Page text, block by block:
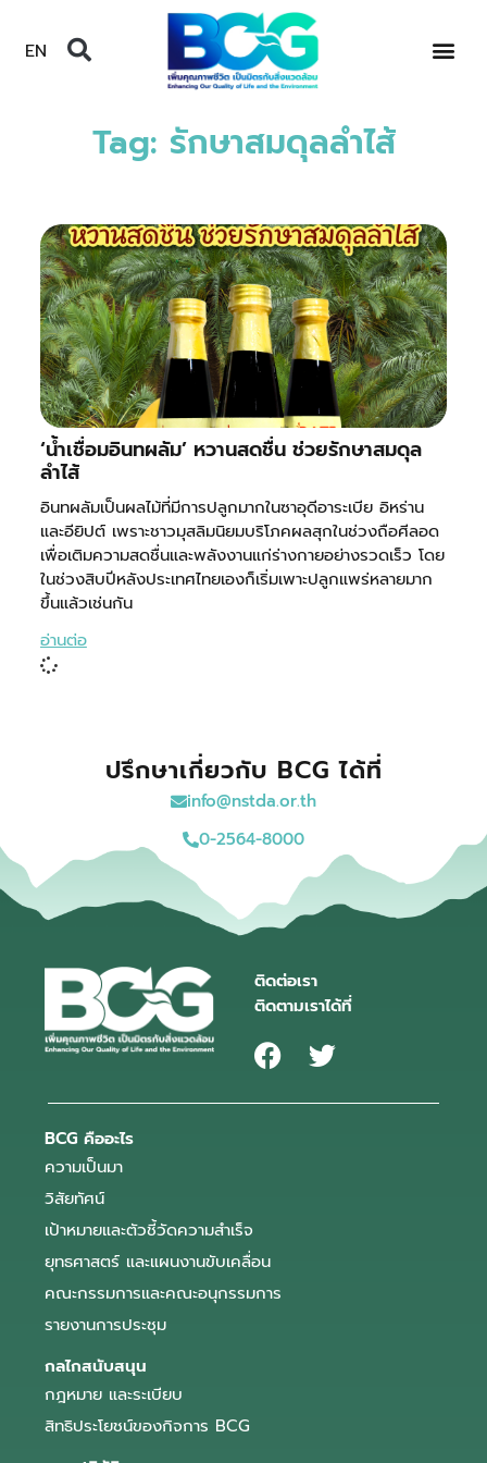
EN
Tag: รักษาสมดุลลำไส้
‘น้ำเชื่อมอินทผลัม’ หวานสดชื่น ช่วยรักษาสมดุล
ลำไส้
อินทผลัมเป็นผลไม้ที่มีการปลูกมากในซาอุดีอาระเบีย อิหร่าน
และอียิปต์ เพราะชาวมุสลิมนิยมบริโภคผลสุกในช่วงถือศีลอด
เพื่อเติมความสดชื่นและพลังงานแก่ร่างกายอย่างรวดเร็ว โดย
ในช่วงสิบปีหลังประเทศไทยเองก็เริ่มเพาะปลูกแพร่หลายมาก
ขึ้นแล้วเช่นกัน
อ่านต่อ
ปรึกษาเกี่ยวกับ BCG ได้ที่
info@nstda.or.th
0-2564-8000
ติดต่อเรา
ติดตามเราได้ที่
BCG คืออะไร
ความเป็นมา
วิสัยทัศน์
เป้าหมายและตัวชี้วัดความสำเร็จ
ยุทธศาสตร์ และแผนงานขับเคลื่อน
คณะกรรมการและคณะอนุกรรมการ
รายงานการประชุม
กลไกสนับสนุน
กฎหมาย และระเบียบ
สิทธิประโยชน์ของกิจการ BCG